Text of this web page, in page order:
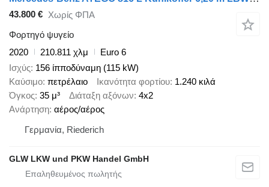
43.800 € Χωρίς ΦΠΑ
Φορτηγό ψυγείο
2020
210.811 χλμ
Euro 6
Ισχύς 156 ίπποδύναμη (115 kW)
Καύσιμο πετρέλαιο Ικανότητα φορτίου 1.240 κιλά
Όγκος 35 μ³ Διάταξη αξόνων 4x2
Ανάρτηση αέρος/αέρος
Γερμανία, Riederich
GLW LKW und PKW Handel GmbH